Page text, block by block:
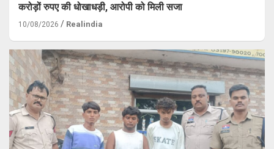
करोड़ों रुपए की धोखाधड़ी, आरोपी को मिली सजा
10/08/2026 Realindia